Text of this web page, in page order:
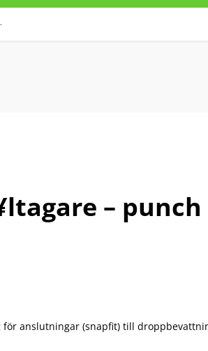
–
för anslutningar (snapfit) till